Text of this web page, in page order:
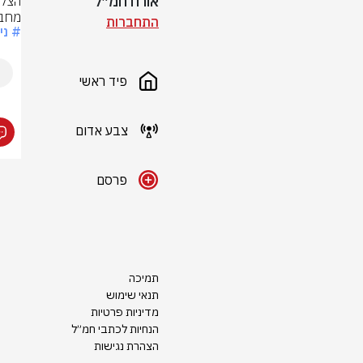
התחברות
פיד ראשי
צבע אדום
פרסם
תמיכה
תנאי שימוש
מדיניות פרטיות
הנחיות לכתבי חמ״ל
הצהרת נגישות
#